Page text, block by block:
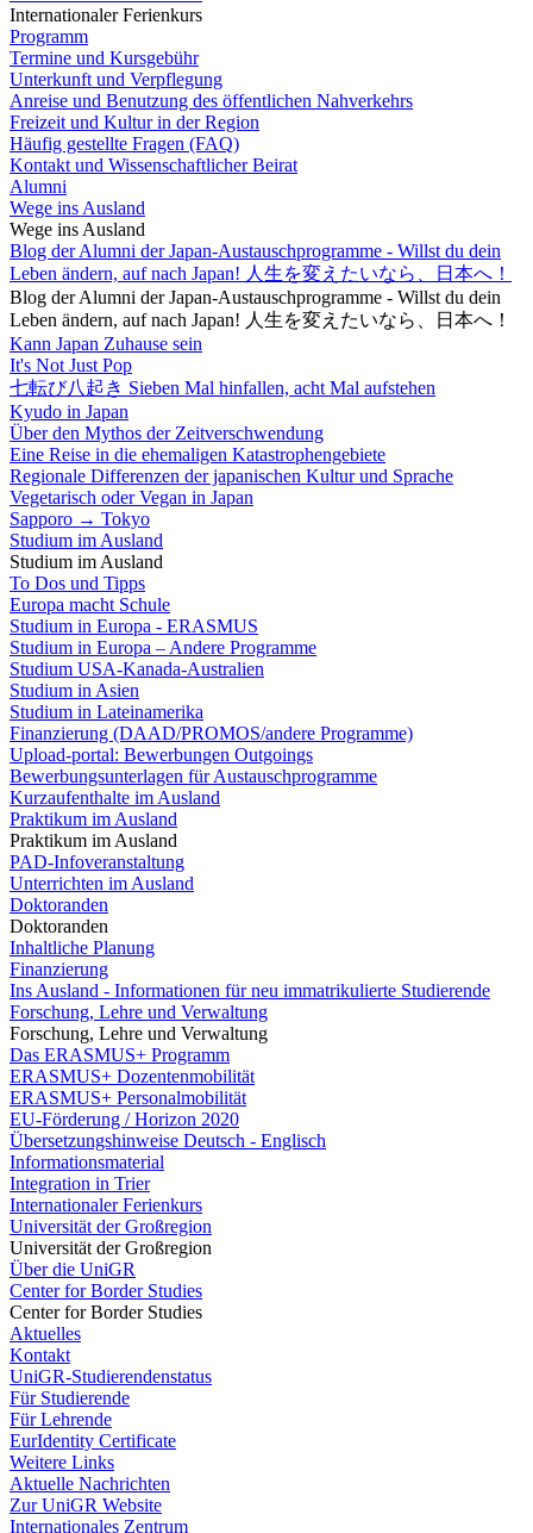
Internationaler Ferienkurs
Programm
Termine und Kursgebühr
Unterkunft und Verpflegung
Anreise und Benutzung des öffentlichen Nahverkehrs
Freizeit und Kultur in der Region
Häufig gestellte Fragen (FAQ)
Kontakt und Wissenschaftlicher Beirat
Alumni
Wege ins Ausland
Wege ins Ausland
Blog der Alumni der Japan-Austauschprogramme - Willst du dein
Leben ändern, auf nach Japan! 人生を変えたいなら、日本へ！
Blog der Alumni der Japan-Austauschprogramme - Willst du dein
Leben ändern, auf nach Japan! 人生を変えたいなら、日本へ！
Kann Japan Zuhause sein
It's Not Just Pop
七転び八起き Sieben Mal hinfallen, acht Mal aufstehen
Kyudo in Japan
Über den Mythos der Zeitverschwendung
Eine Reise in die ehemaligen Katastrophengebiete
Regionale Differenzen der japanischen Kultur und Sprache
Vegetarisch oder Vegan in Japan
Sapporo → Tokyo
Studium im Ausland
Studium im Ausland
To Dos und Tipps
Europa macht Schule
Studium in Europa - ERASMUS
Studium in Europa – Andere Programme
Studium USA-Kanada-Australien
Studium in Asien
Studium in Lateinamerika
Finanzierung (DAAD/PROMOS/andere Programme)
Upload-portal: Bewerbungen Outgoings
Bewerbungsunterlagen für Austauschprogramme
Kurzaufenthalte im Ausland
Praktikum im Ausland
Praktikum im Ausland
PAD-Infoveranstaltung
Unterrichten im Ausland
Doktoranden
Doktoranden
Inhaltliche Planung
Finanzierung
Ins Ausland - Informationen für neu immatrikulierte Studierende
Forschung, Lehre und Verwaltung
Forschung, Lehre und Verwaltung
Das ERASMUS+ Programm
ERASMUS+ Dozentenmobilität
ERASMUS+ Personalmobilität
EU-Förderung / Horizon 2020
Übersetzungshinweise Deutsch - Englisch
Informationsmaterial
Integration in Trier
Internationaler Ferienkurs
Universität der Großregion
Universität der Großregion
Über die UniGR
Center for Border Studies
Center for Border Studies
Aktuelles
Kontakt
UniGR-Studierendenstatus
Für Studierende
Für Lehrende
EurIdentity Certificate
Weitere Links
Aktuelle Nachrichten
Zur UniGR Website
Internationales Zentrum